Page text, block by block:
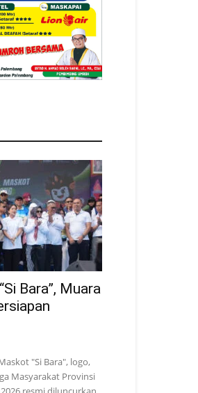
Bara”, Muara
"Si Bara", logo,
Masyarakat Provinsi